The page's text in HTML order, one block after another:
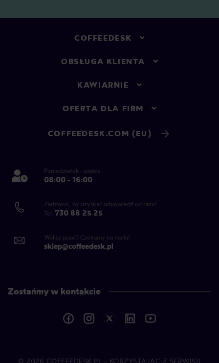
COFFEEDESK
OBSŁUGA KLIENTA
KAWIARNIE
OFERTA DLA FIRM
COFFEEDESK.COM (EU)
Poniedziałek - piątek
08:00 - 16:00
Zadzwoń, by uzyskać odpowiedź od razu!
Tel. 730 88 25 25
Wolisz pisać? Czekamy na maila!
sklep@coffeedesk.pl
Zostańmy w kontakcie
© 2026 COFFEEDESK.PL - KORZYSTAJĄC Z SERWISU